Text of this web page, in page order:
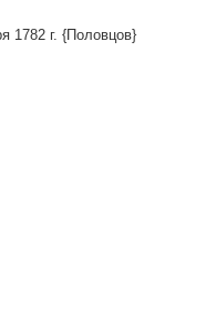
1782 г. {Половцов}